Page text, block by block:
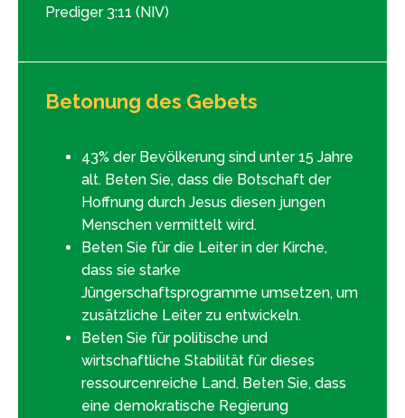
Prediger 3:11 (NIV)
Betonung des Gebets
43% der Bevölkerung sind unter 15 Jahre
alt. Beten Sie, dass die Botschaft der
Hoffnung durch Jesus diesen jungen
Menschen vermittelt wird.
Beten Sie für die Leiter in der Kirche,
dass sie starke
Jüngerschaftsprogramme umsetzen, um
zusätzliche Leiter zu entwickeln.
Beten Sie für politische und
wirtschaftliche Stabilität für dieses
ressourcenreiche Land. Beten Sie, dass
eine demokratische Regierung